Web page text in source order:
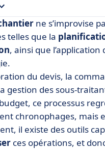
les avantages à utiliser un
des 11 meilleurs
en 2025
ne s’improvise
telles que la
, ainsi que l’application
du devis, la
gestion des sous-
ce processus
chronophages, mais
il existe des outils
ces opérations, et